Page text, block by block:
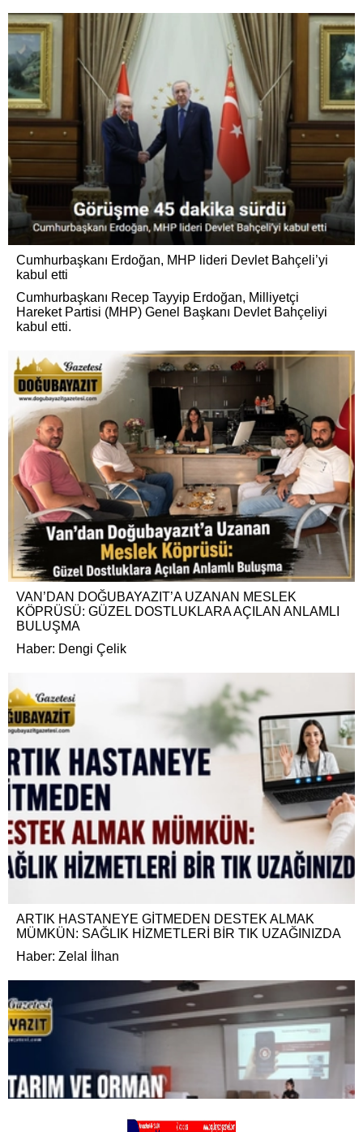
Cumhurbaşkanı Erdoğan, MHP lideri Devlet Bahçeli’yi
kabul etti
Cumhurbaşkanı Recep Tayyip Erdoğan, Milliyetçi
Hareket Partisi (MHP) Genel Başkanı Devlet Bahçeliyi
kabul etti.
VAN’DAN DOĞUBAYAZIT’A UZANAN MESLEK
KÖPRÜSÜ: GÜZEL DOSTLUKLARA AÇILAN ANLAMLI
BULUŞMA
Haber: Dengi Çelik
ARTIK HASTANEYE GİTMEDEN DESTEK ALMAK
MÜMKÜN: SAĞLIK HİZMETLERİ BİR TIK UZAĞINIZDA
Haber: Zelal İlhan